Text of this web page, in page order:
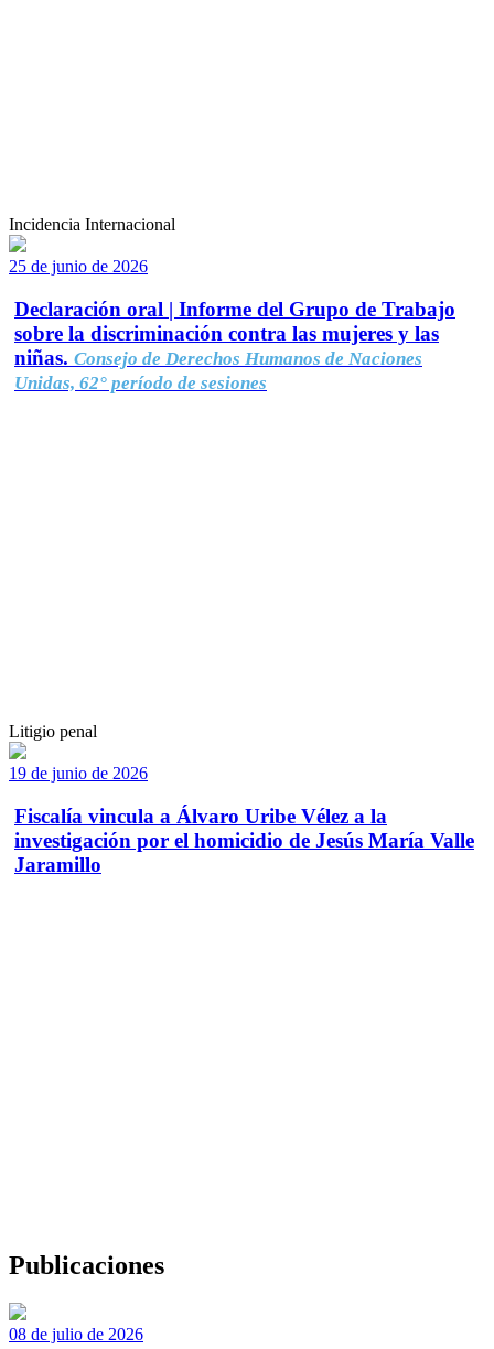
Incidencia Internacional
25 de junio de 2026
Declaración oral | Informe del Grupo de Trabajo
sobre la discriminación contra las mujeres y las
niñas. Consejo de Derechos Humanos de Naciones
Unidas, 62° período de sesiones
Litigio penal
19 de junio de 2026
Fiscalía vincula a Álvaro Uribe Vélez a la
investigación por el homicidio de Jesús María Valle
Jaramillo
Publicaciones
08 de julio de 2026